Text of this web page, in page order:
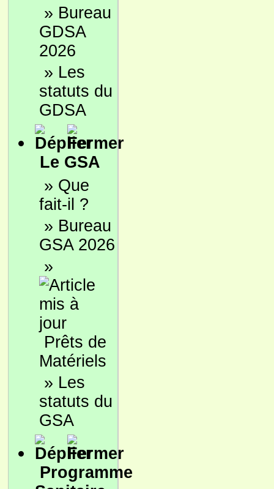
» Bureau
GDSA
2026
» Les
statuts du
GDSA
Le GSA
» Que
fait-il ?
» Bureau
GSA 2026
»
Prêts de
Matériels
» Les
statuts du
GSA
Programme